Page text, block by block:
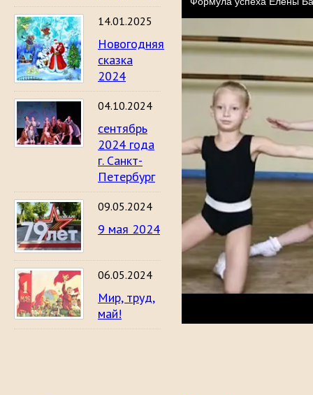
14.01.2025
Новогодняя
сказка
2024
04.10.2024
сентябрь
2024 года
г. Санкт-
Петербург
09.05.2024
9 мая 2024
06.05.2024
Мир, труд,
май!